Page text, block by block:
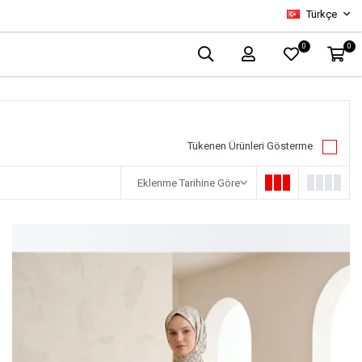
Türkçe
0 0
Tükenen Ürünleri Gösterme